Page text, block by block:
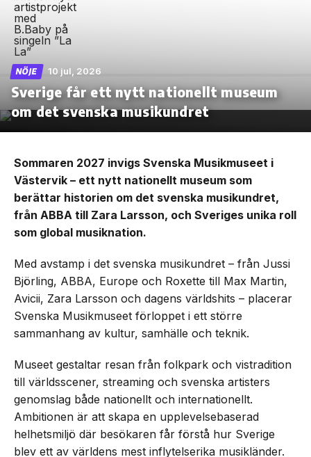
NÖJE 10 jul, 2026
Sverige får ett nytt nationellt museum
om det svenska musikundret
Sommaren 2027 invigs Svenska Musikmuseet i
Västervik – ett nytt nationellt museum som
berättar historien om det svenska musikundret,
från ABBA till Zara Larsson, och Sveriges unika roll
som global musiknation.
Med avstamp i det svenska musikundret – från Jussi
Björling, ABBA, Europe och Roxette till Max Martin,
Avicii, Zara Larsson och dagens världshits – placerar
Svenska Musikmuseet förloppet i ett större
sammanhang av kultur, samhälle och teknik.
Museet gestaltar resan från folkpark och vistradition
till världsscener, streaming och svenska artisters
genomslag både nationellt och internationellt.
Ambitionen är att skapa en upplevelsebaserad
helhetsmiljö där besökaren får förstå hur Sverige
blev ett av världens mest inflytelserika musikländer.